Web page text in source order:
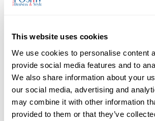
This website uses cookies
We use cookies to personalise content
provide social media features and to
We also share information about your
our social media, advertising and
may combine it with other information
provided to them or that they’ve
Veletrhy a konference
Ovládněte realitní trh s